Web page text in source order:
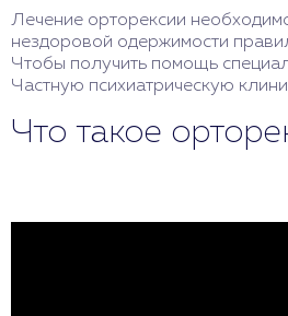
Лечение орторексии
нездоровой одержимости
Чтобы получить помощь
Частную психиатрическую
Что такое